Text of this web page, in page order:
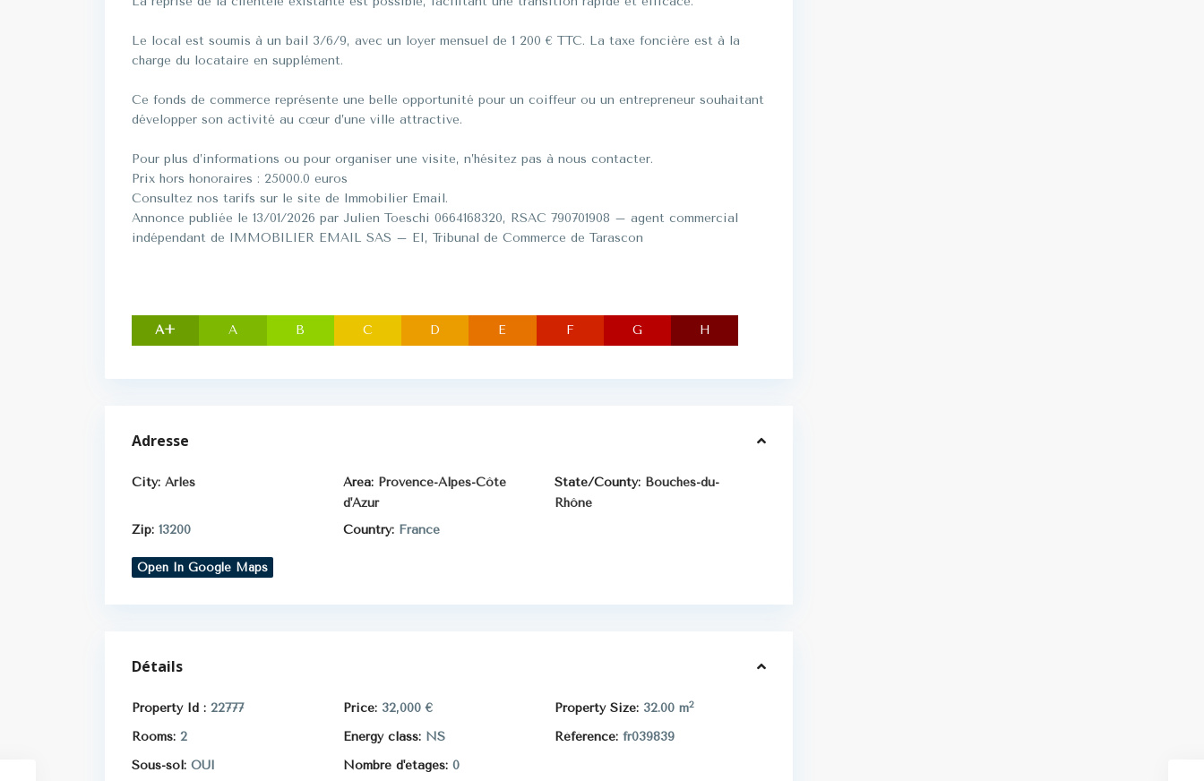
Le local est soumis à un bail 3/6/9, avec un loyer mensuel de 1 200 € TTC. La taxe foncière est à la
charge du locataire en supplément.
Ce fonds de commerce représente une belle opportunité pour un coiffeur ou un entrepreneur souhaitant
développer son activité au cœur d’une ville attractive.
Pour plus d’informations ou pour organiser une visite, n’hésitez pas à nous contacter.
Prix hors honoraires : 25000.0 euros
Consultez nos tarifs sur le site de Immobilier Email.
Annonce publiée le 13/01/2026 par Julien Toeschi 0664168320, RSAC 790701908 – agent commercial
indépendant de IMMOBILIER EMAIL SAS – EI, Tribunal de Commerce de Tarascon
A+ A B C D E F G H
Adresse
City: Arles Area: Provence-Alpes-Côte
d'Azur
State/County: Bouches-du-
Rhône
Zip: 13200 Country: France
Open In Google Maps
Détails
Property Id : 22777 Price: 32,000 € Property Size: 32.00 m2
Rooms: 2 Energy class: NS Référence: fr039839
Sous-sol: OUI Nombre d'étages: 0